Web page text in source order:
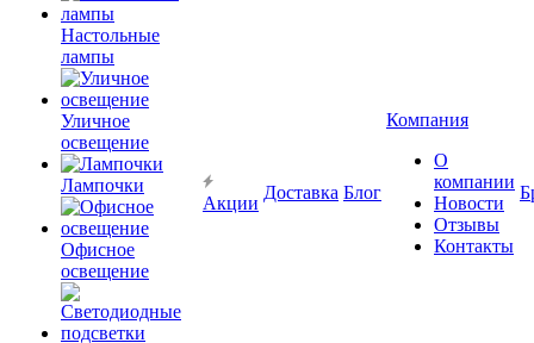
Настольные
лампы
Уличное
освещение
Лампочки
Офисное
освещение
Акции
Доставка Блог
Компания
О
компании
Новости
Отзывы
Контакты